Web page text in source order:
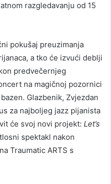
razgledavanju od 15
pokušaj preuzimanja
a tko će izvući deblji
predvečernjeg
na magičnoj pozornici
Glazbenik, Zvjezdan
za najboljeg jazz pijanista
će svoj novi projekt: Let’s
spektakl nakon
Traumatic ARTS s